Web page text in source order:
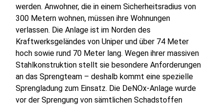
werden. Anwohner, die in einem Sicherheitsradius von
300 Metern wohnen, müssen ihre Wohnungen
verlassen. Die Anlage ist im Norden des
Kraftwerksgeländes von Uniper und über 74 Meter
hoch sowie rund 70 Meter lang. Wegen ihrer massiven
Stahlkonstruktion stellt sie besondere Anforderungen
an das Sprengteam – deshalb kommt eine spezielle
Sprengladung zum Einsatz. Die DeNOx-Anlage wurde
vor der Sprengung von sämtlichen Schadstoffen